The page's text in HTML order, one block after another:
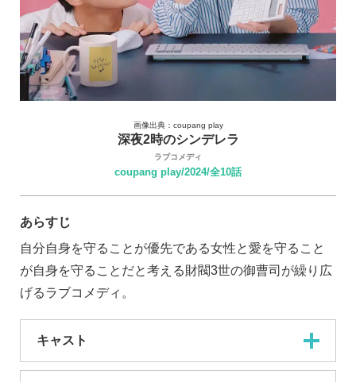
画像出典：coupang play
深夜2時のシンデレラ
ラブコメディ
coupang play/2024/全10話
あらすじ
自分自身を守ることが優先である女性と愛を守ること
が自身を守ることだと考える財閥3世の御曹司が繰り広
げるラブコメディ。
キャスト